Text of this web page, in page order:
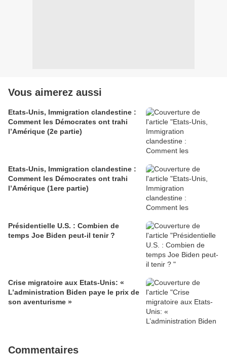
Vous aimerez aussi
Etats-Unis, Immigration clandestine :
Comment les Démocrates ont trahi
l’Amérique (2e partie)
Etats-Unis, Immigration clandestine :
Comment les Démocrates ont trahi
l’Amérique (1ere partie)
Présidentielle U.S. : Combien de
temps Joe Biden peut-il tenir ?
Crise migratoire aux Etats-Unis: «
L’administration Biden paye le prix de
son aventurisme »
Commentaires